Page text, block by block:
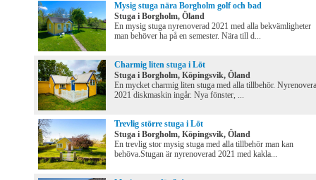
Mysig stuga nära Borgholm golf och bad
Stuga i Borgholm, Öland
En mysig stuga nyrenoverad 2021 med alla bekvämligheter
man behöver ha på en semester. Nära till d...
Charmig liten stuga i Löt
Stuga i Borgholm, Köpingsvik, Öland
En mycket charmig liten stuga med alla tillbehör.
2021 diskmaskin ingår. Nya fönster, ...
Trevlig större stuga i Löt
Stuga i Borgholm, Köpingsvik, Öland
En trevlig stor mysig stuga med alla tillbehör man kan
behöva.Stugan är nyrenoverad 2021 med kakla...